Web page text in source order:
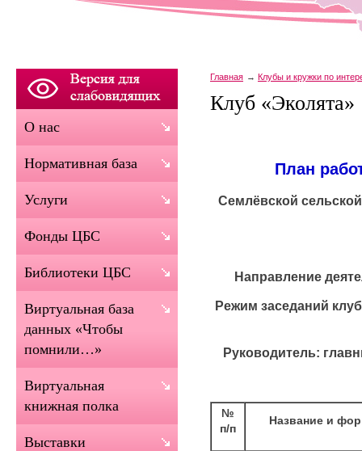
Главная Клубы и кружки по
Клуб «Эколята»
План
Семлёвской
Направление
Режим заседаний
Руководитель:
№
п/п
Название и
О нас
Нормативная база
Услуги
Фонды ЦБС
Библиотеки ЦБС
Виртуальная база
данных «Чтобы
помнили…»
Виртуальная
книжная полка
Выставки